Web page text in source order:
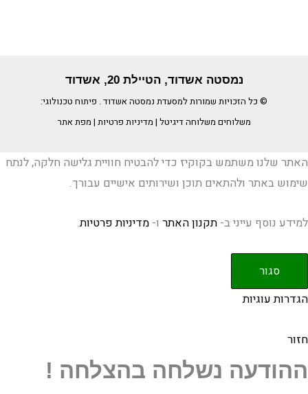
נמסטה אשדוד, הטיילת 20, אשדוד
© כל הזכויות שמורות למסעדת נמסטה אשדוד. פיתוח טכנולוגי:
משלוחים משלוחה דיגיטל | מדיניות פרטיות | מפת אתר
האתר שלנו משתמש בקוקיז כדי להבטיח חוויית גלישה חלקה, לנתח
שימוש באתר ולהתאים תוכן ושירותים אישיים עבורך.
למידע נוסף עייני ב- תקנון האתר ו- מדיניות פרטיות.
סגור
הגדרות עוגיות
חזור
ההודעה נשלחה בהצלחה !